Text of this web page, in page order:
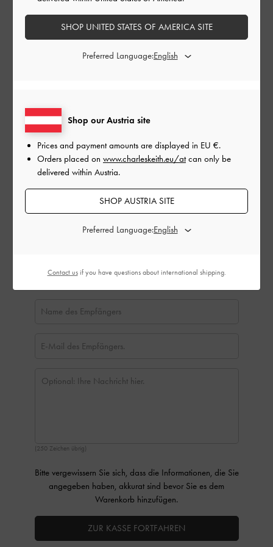
Stornierungen finden auf Geschenkkarten keine
Anwendung.
Über unsere Geschenkkarte
Wie Sie eine Geschenkkarte einlösen
EU €
EU €50
EU €100
EU €150
EU €200
EU €250 EU €300
(250 Zeichen übrig)
Bitte vergewissern Sie sich, dass die Informationen, die Sie
angegeben haben, akkurat sind bevor Sie es dem
Warenkorb hinzufügen.
ZUR KASSE FORTFAHREN
Shop our Austria site
Prices and payment amounts are displayed in EU €.
Orders placed on www.charleskeith.eu/atcan only be
delivered within Austria.
SHOP AUSTRIA SITE
Preferred Language:
SHOP UNITED STATES OF AMERICA SITE
Preferred Language:
Contact usif you have questions about international shipping.